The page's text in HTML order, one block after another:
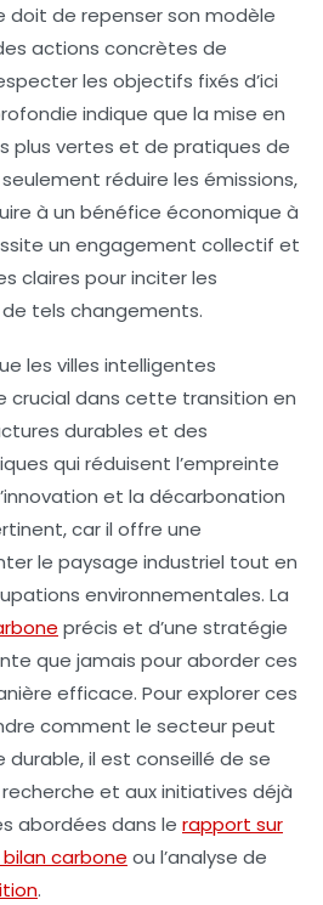
doit de repenser son modèle
actions concrètes de
les objectifs fixés d’ici
indique que la mise en
plus vertes et de pratiques de
réduire les émissions,
à un bénéfice économique à
un engagement collectif et
claires pour inciter les
tels changements.
les villes intelligentes
crucial dans cette transition en
durables et des
qui réduisent l’empreinte
et la décarbonation
car il offre une
le paysage industriel tout en
environnementales. La
précis et d’une stratégie
que jamais pour aborder ces
efficace. Pour explorer ces
comment le secteur peut
durable, il est conseillé de se
et aux initiatives déjà
abordées dans le rapport sur
carbone ou l’analyse de
.